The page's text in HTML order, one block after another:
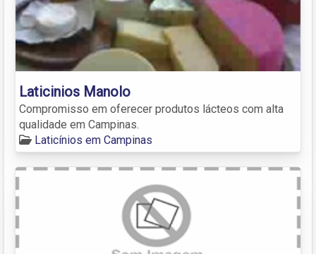
Laticinios Manolo
Compromisso em oferecer produtos lácteos com alta
qualidade em Campinas.
Laticínios em Campinas